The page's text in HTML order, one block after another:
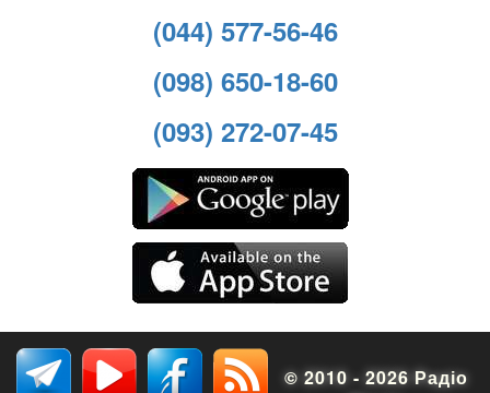
(044) 577-56-46
(098) 650-18-60
(093) 272-07-45
© 2010 - 2026 Радіо